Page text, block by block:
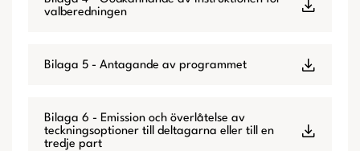
valberedningen
Bilaga 5 - Antagande av programmet
Bilaga 6 - Emission och överlåtelse av
teckningsoptioner till deltagarna eller till en
tredje part